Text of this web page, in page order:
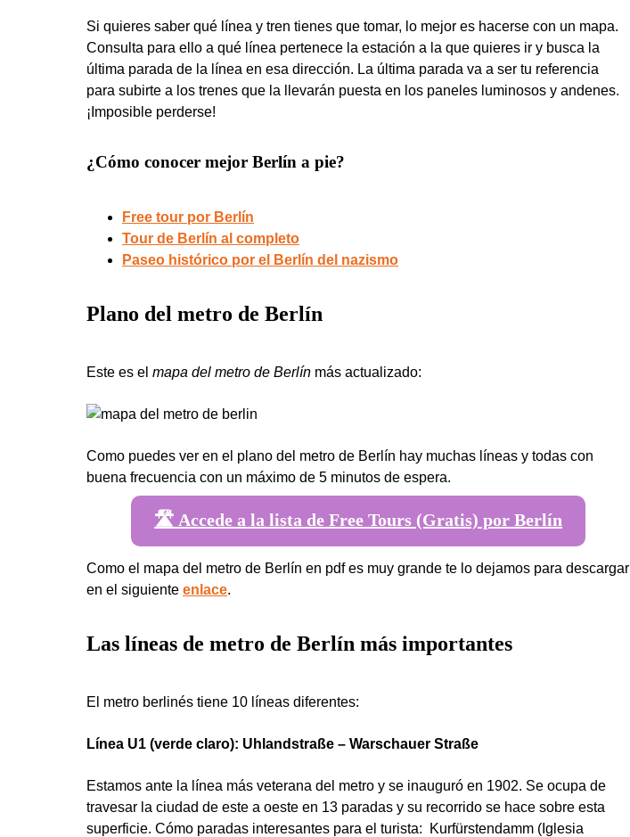
Si quieres saber qué línea y tren tienes que tomar, lo mejor es hacerse con un mapa.
Consulta para ello a qué línea pertenece la estación a la que quieres ir y busca la
última parada de la línea en esa dirección. La última parada va a ser tu referencia
para subirte a los trenes que la llevarán puesta en los paneles luminosos y andenes.
¡Imposible perderse!
¿Cómo conocer mejor Berlín a pie?
Free tour por Berlín
Tour de Berlín al completo
Paseo histórico por el Berlín del nazismo
Plano del metro de Berlín
Este es el mapa del metro de Berlín más actualizado:
Como puedes ver en el plano del metro de Berlín hay muchas líneas y todas con
buena frecuencia con un máximo de 5 minutos de espera.
🛣️ Accede a la lista de Free Tours (Gratis) por Berlín
Como el mapa del metro de Berlín en pdf es muy grande te lo dejamos para descargar
en el siguiente enlace.
Las líneas de metro de Berlín más importantes
El metro berlinés tiene 10 líneas diferentes:
Línea U1 (verde claro): Uhlandstraße – Warschauer Straße
Estamos ante la línea más veterana del metro y se inauguró en 1902. Se ocupa de
travesar la ciudad de este a oeste en 13 paradas y su recorrido se hace sobre esta
superficie. Cómo paradas interesantes para el turista: Kurfürstendamm (Iglesia